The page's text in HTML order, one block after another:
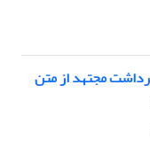
مجتهد از متن